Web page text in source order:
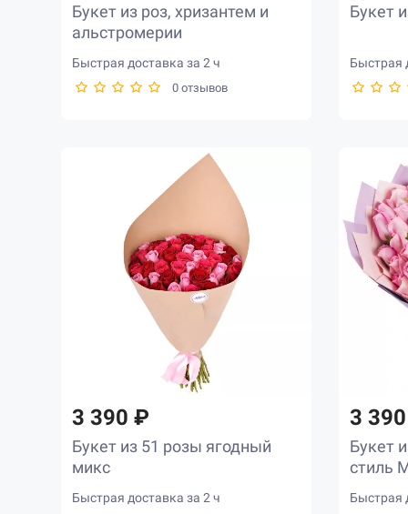
Букет из роз, хризантем и
альстромерии
Быстрая доставка за 2 ч
0 отзывов
Букет
Быстрая
3 390 ₽
Букет из 51 розы ягодный
микс
Быстрая доставка за 2 ч
3
Букет
стиль
Быстрая